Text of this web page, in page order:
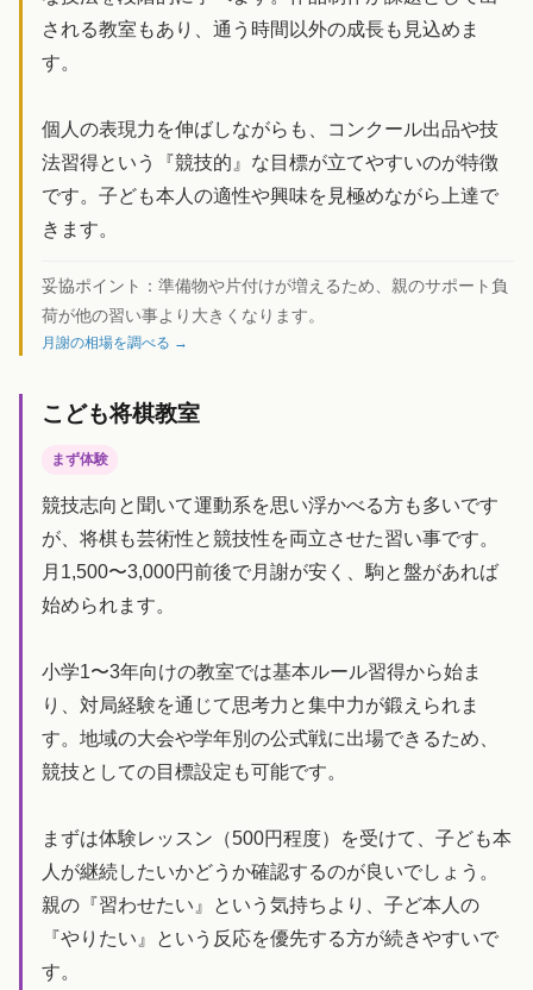
される教室もあり、通う時間以外の成長も見込めま
す。
個人の表現力を伸ばしながらも、コンクール出品や技
法習得という『競技的』な目標が立てやすいのが特徴
です。子ども本人の適性や興味を見極めながら上達で
きます。
妥協ポイント： 準備物や片付けが増えるため、親のサポート負
荷が他の習い事より大きくなります。
月謝の相場を調べる →
こども将棋教室
まず体験
競技志向と聞いて運動系を思い浮かべる方も多いです
が、将棋も芸術性と競技性を両立させた習い事です。
月1,500〜3,000円前後で月謝が安く、駒と盤があれば
始められます。
小学1〜3年向けの教室では基本ルール習得から始ま
り、対局経験を通じて思考力と集中力が鍛えられま
す。地域の大会や学年別の公式戦に出場できるため、
競技としての目標設定も可能です。
まずは体験レッスン（500円程度）を受けて、子ども本
人が継続したいかどうか確認するのが良いでしょう。
親の『習わせたい』という気持ちより、子ど本人の
『やりたい』という反応を優先する方が続きやすいで
す。